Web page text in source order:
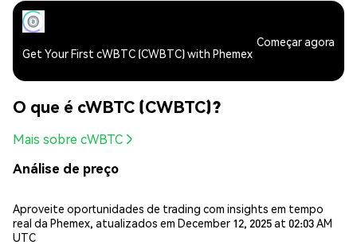
Get Your First cWBTC (CWBTC) with Phemex
Começar agora
O que é cWBTC (CWBTC)?
Mais sobre cWBTC
Análise de preço
Aproveite oportunidades de trading com insights em tempo
real da Phemex, atualizados em December 12, 2025 at 02:03 AM
UTC